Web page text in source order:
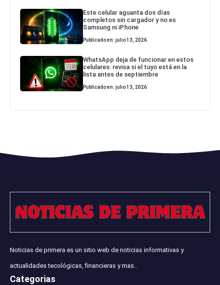
Este celular aguanta dos días
completos sin cargador y no es
Samsung ni iPhone
Publicado en: julio 13, 2026
WhatsApp deja de funcionar en estos
celulares: revisa si el tuyo está en la
lista antes de septiembre
Publicado en: julio 13, 2026
Noticias de primera es un sitio web de noticias informativas y
actualidades tecológicas, financieras y mas..
Categorias